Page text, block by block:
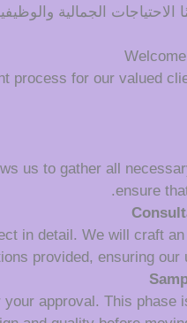
الجمالية
process for our valued
us to gather all
ensure
in detail. We will craft
provided, ensuring our
approval. This